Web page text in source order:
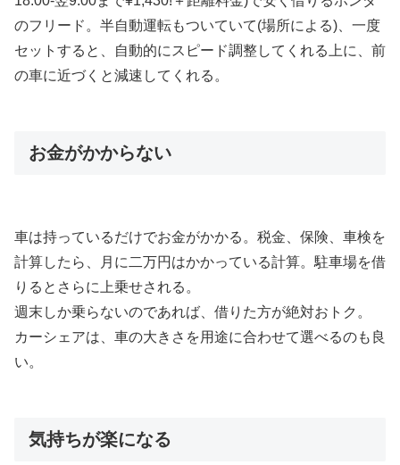
のフリード。半自動運転もついていて(場所による)、一度
セットすると、自動的にスピード調整してくれる上に、前
の車に近づくと減速してくれる。
お金がかからない
車は持っているだけでお金がかかる。税金、保険、車検を
計算したら、月に二万円はかかっている計算。駐車場を借
りるとさらに上乗せされる。
週末しか乗らないのであれば、借りた方が絶対おトク。
カーシェアは、車の大きさを用途に合わせて選べるのも良
い。
気持ちが楽になる